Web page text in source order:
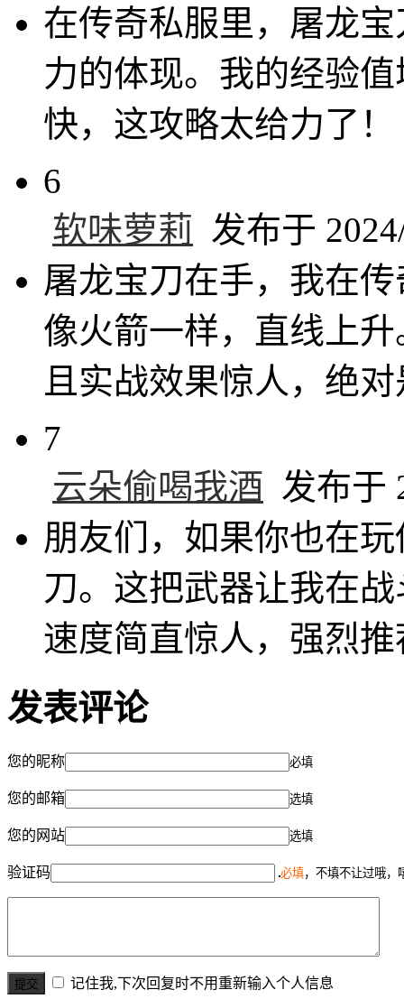
在传奇私服里，屠龙
力的体现。我的经验
快，这攻略太给力了！
6
软味萝莉 发布于
屠龙宝刀在手，我在
像火箭一样，直线上
且实战效果惊人，绝
7
云朵偷喝我酒 发布于
朋友们，如果你也在
刀。这把武器让我在
速度简直惊人，强烈推
发表评论
您的昵称 必填
您的邮箱 选填
您的网站 选填
验证码 必填，不填不让过哦，
记住我,下次回复时不用重新输入个人信息